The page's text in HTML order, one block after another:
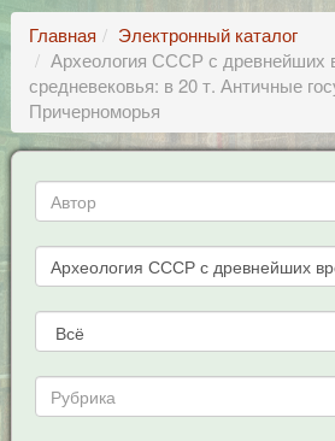
Главная
Электронный каталог
Археология СССР с древнейших
средневековья: в 20 т. Античные
Причерноморья